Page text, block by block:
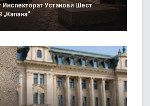
Установи Шест